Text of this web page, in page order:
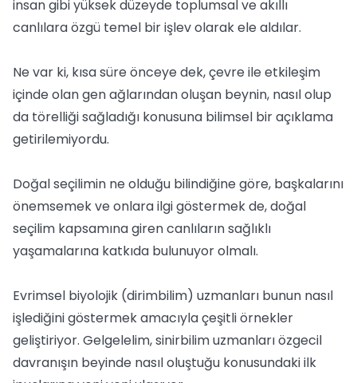
insan gibi yüksek düzeyde toplumsal ve akıllı
canlılara özgü temel bir işlev olarak ele aldılar.
Ne var ki, kısa süre önceye dek, çevre ile etkileşim
içinde olan gen ağlarından oluşan beynin, nasıl olup
da törelliği sağladığı konusuna bilimsel bir açıklama
getirilemiyordu.
Doğal seçilimin ne olduğu bilindiğine göre, başkalarını
önemsemek ve onlara ilgi göstermek de, doğal
seçilim kapsamına giren canlıların sağlıklı
yaşamalarına katkıda bulunuyor olmalı.
Evrimsel biyolojik (dirimbilim) uzmanları bunun nasıl
işlediğini göstermek amacıyla çeşitli örnekler
geliştiriyor. Gelgelelim, sinirbilim uzmanları özgecil
davranışın beyinde nasıl oluştuğu konusundaki ilk